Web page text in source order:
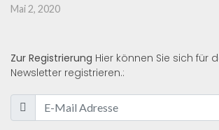
Mai 2, 2020
Zur Registrierung Hier können Sie sich für
Newsletter registrieren.: